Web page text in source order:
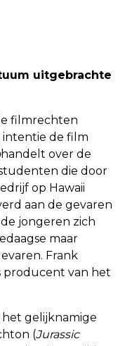
uitgebrachte
filmrechten
de film
handelt over de
die door
op Hawaii
aan de gevaren
jongeren zich
maar
Frank
producent van het
het gelijknamige
(Jurassic